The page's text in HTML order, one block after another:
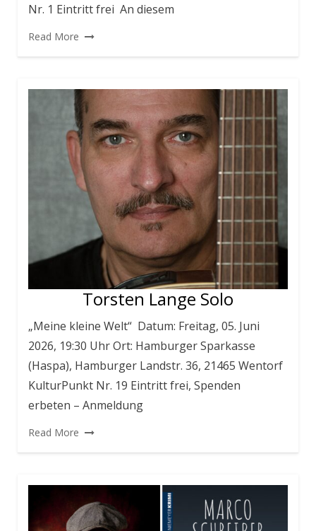
Nr. 1 Eintritt frei An diesem
Read More
Torsten Lange Solo
„Meine kleine Welt“ Datum: Freitag, 05. Juni
2026, 19:30 Uhr Ort: Hamburger Sparkasse
(Haspa), Hamburger Landstr. 36, 21465 Wentorf
KulturPunkt Nr. 19 Eintritt frei, Spenden
erbeten – Anmeldung
Read More